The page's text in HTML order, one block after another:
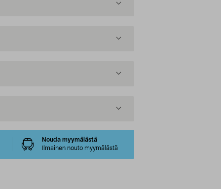
Nouda myymälästä
Ilmainen nouto myymälästä